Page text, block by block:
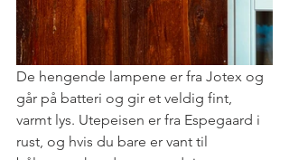
De hengende lampene er fra Jotex og
går på batteri og gir et veldig fint,
varmt lys. Utepeisen er fra Espegaard i
rust, og hvis du bare er vant til